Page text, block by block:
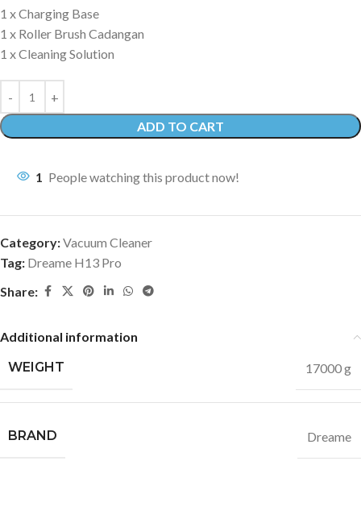
1 x Charging Base
1 x Roller Brush Cadangan
1 x Cleaning Solution
ADD TO CART
1 People watching this product now!
Category:Vacuum Cleaner
Tag: Dreame H13 Pro
Share:
Additional information
WEIGHT
17000 g
BRAND Dreame